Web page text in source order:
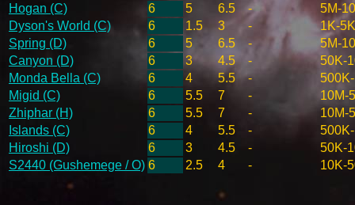
Hogan (C)
6 5 6.5 -
5M-
Dyson's World (C)
6 1.5 3 -
1K-5K
Spring (D)
6 5 6.5 -
5M-
Canyon (D)
6 3 4.5 -
50K-
Monda Bella (C)
6 4 5.5 -
Migid (C)
6 5.5 7 -
10M-
Zhiphar (H)
6 5.5 7 -
10M-
Islands (C)
6 4 5.5 -
Hiroshi (D)
6 3 4.5 -
50K-
S2440 (Gushemege / O) 6 2.5 4 - 10K-